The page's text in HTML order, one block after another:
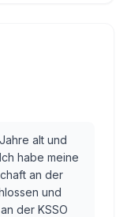
alt und
habe meine
an der
und
der KSSO